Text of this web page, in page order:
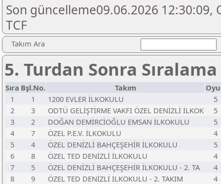
Son güncelleme09.06.2026
TCF
Takım Ara
5. Turdan Sonra Sıralama
Sıra Bşl.No. Takım
1
1 1200 EVLER İLKOKULU
5
2
3 ODTÜ GELİŞTİRME VAKFI ÖZEL DENİZLİ İLKOK
5
3
2 DOĞAN DEMİRCİOĞLU EMSAN İLKOKULU
5
4
7 ÖZEL P.E.V. İLKOKULU
4
5
4 ÖZEL DENİZLİ BAHÇEŞEHİR İLKOKULU
5
6
8 ÖZEL TED DENİZLİ İLKOKULU
4
7
5 ÖZEL DENİZLİ BAHÇEŞEHİR İLKOKULU - 2. TA
4
8
9 ÖZEL TED DENİZLİ İLKOKULU - 2. TAKIM
4